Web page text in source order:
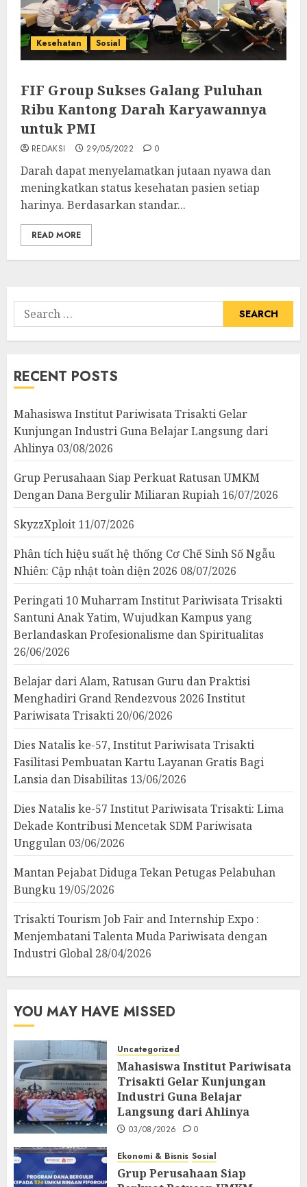
Kesehatan Sosial
FIF Group Sukses Galang Puluhan
Ribu Kantong Darah Karyawannya
untuk PMI
REDAKSI 29/05/2022 0
Darah dapat menyelamatkan jutaan nyawa dan
meningkatkan status kesehatan pasien setiap
harinya. Berdasarkan standar...
READ MORE
Search
for:
RECENT POSTS
Mahasiswa Institut Pariwisata Trisakti Gelar
Kunjungan Industri Guna Belajar Langsung dari
Ahlinya 03/08/2026
Grup Perusahaan Siap Perkuat Ratusan UMKM
Dengan Dana Bergulir Miliaran Rupiah 16/07/2026
SkyzzXploit 11/07/2026
Phân tích hiệu suất hệ thống Cơ Chế Sinh Số Ngẫu
Nhiên: Cập nhật toàn diện 2026 08/07/2026
Peringati 10 Muharram Institut Pariwisata Trisakti
Santuni Anak Yatim, Wujudkan Kampus yang
Berlandaskan Profesionalisme dan Spiritualitas
26/06/2026
Belajar dari Alam, Ratusan Guru dan Praktisi
Menghadiri Grand Rendezvous 2026 Institut
Pariwisata Trisakti 20/06/2026
Dies Natalis ke-57, Institut Pariwisata Trisakti
Fasilitasi Pembuatan Kartu Layanan Gratis Bagi
Lansia dan Disabilitas 13/06/2026
Dies Natalis ke-57 Institut Pariwisata Trisakti: Lima
Dekade Kontribusi Mencetak SDM Pariwisata
Unggulan 03/06/2026
Mantan Pejabat Diduga Tekan Petugas Pelabuhan
Bungku 19/05/2026
Trisakti Tourism Job Fair and Internship Expo :
Menjembatani Talenta Muda Pariwisata dengan
Industri Global 28/04/2026
YOU MAY HAVE MISSED
Uncategorized
Mahasiswa Institut Pariwisata
Trisakti Gelar Kunjungan
Industri Guna Belajar
Langsung dari Ahlinya
03/08/2026 0
Ekonomi & Bisnis Sosial
Grup Perusahaan Siap